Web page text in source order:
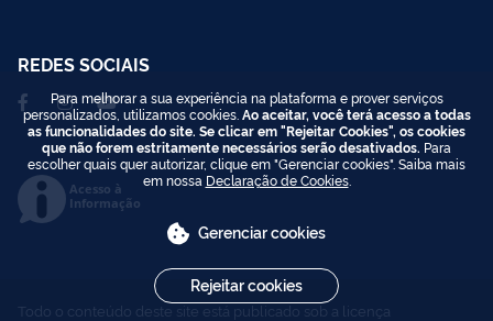
REDES SOCIAIS
Acesso à
Informação
Todo o conteúdo deste site está publicado sob a licença
Para melhorar a sua experiência na plataforma e prover serviços
personalizados, utilizamos cookies. Ao aceitar, você terá acesso a todas
as funcionalidades do site. Se clicar em "Rejeitar Cookies", os cookies
que não forem estritamente necessários serão desativados. Para
escolher quais quer autorizar, clique em "Gerenciar cookies". Saiba mais
em nossa Declaração de Cookies.
Gerenciar cookies
Rejeitar cookies